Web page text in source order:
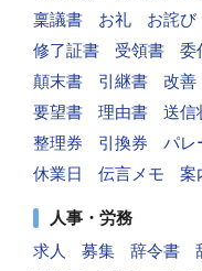
稟議書
お礼 お詫び
修了証書
受領書 委
顛末書
引継書 改善
要望書
理由書 送信
整理券
引換券 パレ
休業日
伝言メモ 案
人事・労務
求人
募集 辞令書